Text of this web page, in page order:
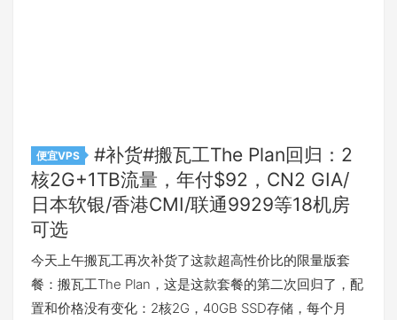
便宜VPS
#补货#搬瓦工The Plan回归：2
核2G+1TB流量，年付$92，CN2 GIA/
日本软银/香港CMI/联通9929等18机房
可选
今天上午搬瓦工再次补货了这款超高性价比的限量版套
餐：搬瓦工The Plan，这是这款套餐的第二次回归了，配
置和价格没有变化：2核2G，40GB SSD存储，每个月